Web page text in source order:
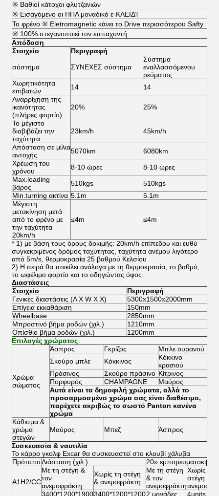
※ Βαθιοί κάτοχοι φλυτζανιών
※ Εισαγόμενο οι ΗΠΑ μοναδικό ε-ΚΛΕΙΔΊ
Το φρένο ※ Eletromagnetic κάνει το Drive περισσότερου Safty
※ 100% στεγανοποιεί τον επιταχυντή
Απόδοση
Στοιχείο
Περιγραφή
σύστημα ΣΥΝΕΧΕΣ σύστημα
Σύστημα
εναλλασσόμενου
ρεύματος
Χωρητικότητα
επιβατών
14
14
Αναρρίχηση της
ικανότητας
(πλήρες φορτίο)
20% 25%
Το μέγιστο
διαβιβάζει την
ταχύτητα
23km/h 45km/h
Απόσταση σε μίλια
αντοχής
5070km
6080km
Χρέωση του
χρόνου
8-10 ώρες
8-10 ώρες
Max.loading
βάρος
510kgs
510kgs
Min.turning ακτίνα 5.1m
5.1m
Μέγιστη
μετακίνηση μετά
από το φρένο με
την ταχύτητα
20km/h
≤4m ≤4m
* 1) με βάση τους όρους δοκιμής: 20km/h επίπεδου και ευθύ
συγκεκριμένος δρόμος ταχύτητας, ταχύτητα ανέμου λιγότερο
από 5m/s, θερμοκρασία 25 βαθμού Κελσίου
2) Η σειρά θα ποικίλει ανάλογα με τη θερμοκρασία, το βαθμό,
το ωφέλιμο φορτίο και το οδηγώντας ύφος.
Διαστάσεις
Στοιχείο
Περιγραφή
Γενικές διαστάσεις (Λ Χ W Χ Χ)
5300x1500x2000mm
Επίγεια εκκαθάριση
150mm
Wheelbase
2850mm
Μπροστινό βήμα ροδών (χιλ.)
1210mm
Οπίσθιο βήμα ροδών (χιλ.)
1200mm
Επιλογές χρώματος
Χρώμα
σώματος
Άσπρος Γκρίζος
Μπλε ουρανού
Σκούρο μπλε
Κόκκινος
Κόκκινο
κρασιού
Πράσινος
Σκούρο πράσινο Κίτρινος
Πορφυρός
CHAMPAGNE
Μαύρος
Αυτά είναι τα δημοφιλή χρώματα, αλλά το
προσαρμοσμένο χρώμα σας είναι διαθέσιμο,
παρέχετε ακριβώς το σωστό Panton κανένα
χρώμα
Κάθισμα &
χρώμα
στεγών
Μαύρος Μπεζ Άσπρος
Συσκευασία & ναυτιλία
Το κάρρο γκολφ Excar θα συσκευαστεί στο κλουβί χάλυβα
ΠρότυποΔιάσταση (χιλ.) 20»
A1H2/CC
Με τη στέγη &
τον
ανεμοφράκτη
Χωρίς τη στέγη
& ανεμοφράκτη
Με τη στέγη
& τον
ανεμοφράκτη
Χωρίς τη
στέγη &
3400*1200*19003400*1200*12002 μονάδες 4units